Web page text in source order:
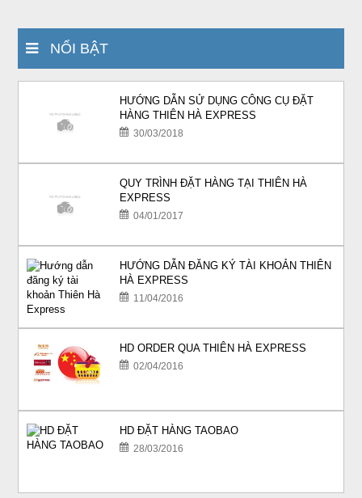
NỔI BẬT
HƯỚNG DẪN SỬ DỤNG CÔNG CỤ ĐẶT
HÀNG THIÊN HÀ EXPRESS
30/03/2018
QUY TRÌNH ĐẶT HÀNG TẠI THIÊN HÀ
EXPRESS
04/01/2017
HƯỚNG DẪN ĐĂNG KÝ TÀI KHOẢN THIÊN
HÀ EXPRESS
11/04/2016
HD ORDER QUA THIÊN HÀ EXPRESS
02/04/2016
HD ĐẶT HÀNG TAOBAO
28/03/2016